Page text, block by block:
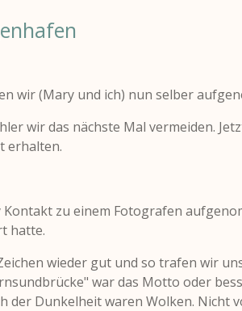
wir (Mary und ich) nun selber
wir das nächste Mal vermeiden.
erhalten.
zu einem Fotografen
hatte.
wieder gut und so trafen wir
war das Motto oder
der Dunkelheit waren Wolken. Nicht